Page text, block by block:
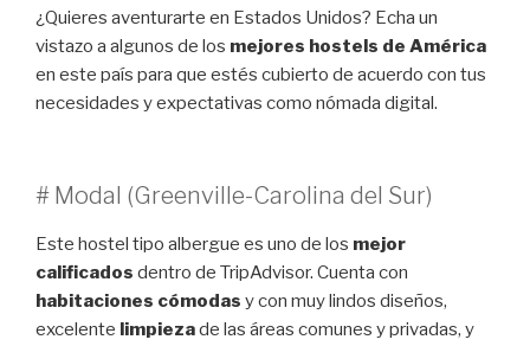
¿Quieres aventurarte en Estados Unidos? Echa un
vistazo a algunos de los mejores hostels de América
en este país para que estés cubierto de acuerdo con tus
necesidades y expectativas como nómada digital.
# Modal (Greenville-Carolina del Sur)
Este hostel tipo albergue es uno de los mejor
calificados dentro de TripAdvisor. Cuenta con
habitaciones cómodas y con muy lindos diseños,
excelente limpiezade las áreas comunes y privadas, y